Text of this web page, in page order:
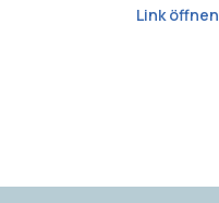
Link öffnen